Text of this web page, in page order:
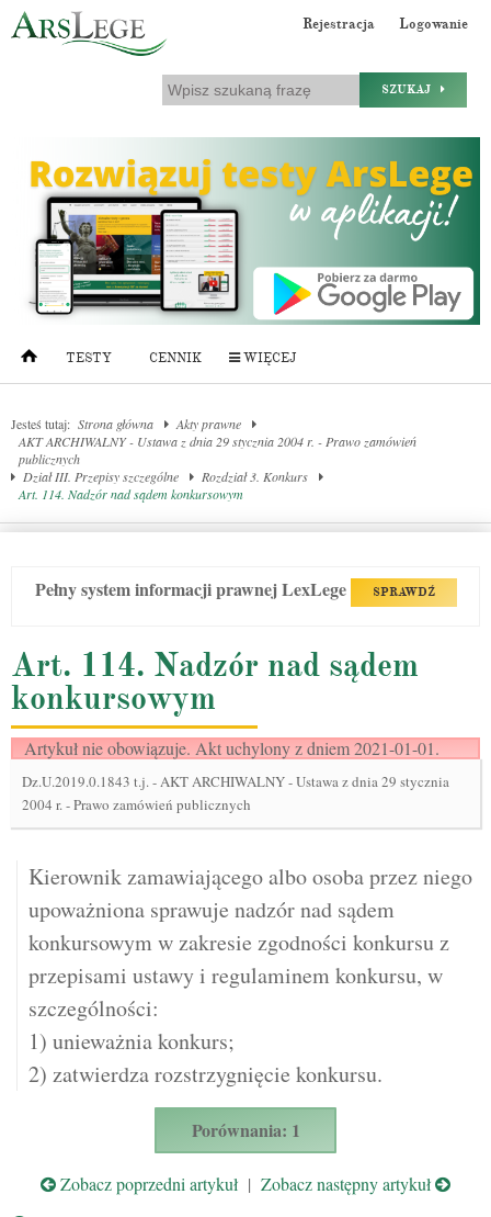
Rejestracja Logowanie
SZUKAJ
TESTY CENNIK WIĘCEJ
Jesteś tutaj: Strona główna
Akty prawne
AKT ARCHIWALNY - Ustawa z dnia 29 stycznia 2004 r. - Prawo zamówień
publicznych
Dział III. Przepisy szczególne
Rozdział 3. Konkurs
Art. 114. Nadzór nad sądem konkursowym
Pełny system informacji prawnej LexLege SPRAWDŹ
Art. 114. Nadzór nad sądem
konkursowym
Artykuł nie obowiązuje. Akt uchylony z dniem 2021-01-01.
Dz.U.2019.0.1843 t.j.-AKT ARCHIWALNY - Ustawa z dnia 29 stycznia
2004 r. - Prawo zamówień publicznych
Kierownik zamawiającego albo osoba przez niego
upoważniona sprawuje nadzór nad sądem
konkursowym w zakresie zgodności konkursu z
przepisami ustawy i regulaminem konkursu, w
szczególności:
1) unieważnia konkurs;
2) zatwierdza rozstrzygnięcie konkursu.
Porównania: 1
Zobacz poprzedni artykuł | Zobacz następny artykuł